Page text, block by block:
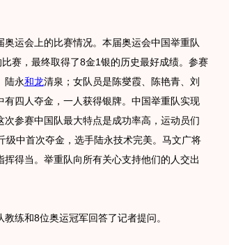
运会上的比赛情况。本届奥运会中国举重队
赛，最终取得了8金1银的历史最好成绩。参赛
陆永和龙清泉；女队员是陈燮霞、陈艳青、刘
四人夺金，一人获得银牌。中国举重队实现
次参赛中国队最大特点是成功率高，运动员们
中首次夺金，选手陆永技术完美。马文广将
得当。举重队向所有关心支持他们的人交出
和8位奥运冠军回答了记者提问。